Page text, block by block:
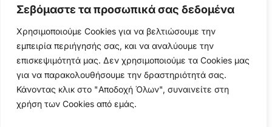
Σεβόμαστε τα προσωπικά σας δεδομένα
Χρησιμοποιούμε Cookies για να βελτιώσουμε την
εμπειρία περιήγησής σας, και να αναλύουμε την
επισκεψιμότητά μας. Δεν χρησιμοποιούμε τα Cookies μας
για να παρακολουθήσουμε την δραστηριότητά σας.
Κάνοντας κλικ στο "Αποδοχή Όλων", συναινείτε στη
χρήση των Cookies από εμάς.